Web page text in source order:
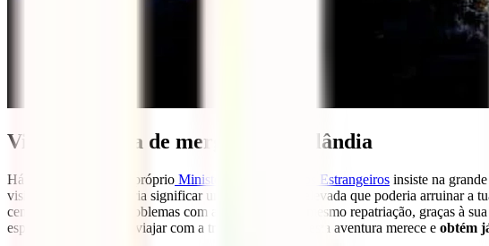
Viagem segura de mergulho à Tailândia
Há muitos anos que o próprio Ministério dos Negócios Estrangeiros insiste na
visita ao hospital poderia significar uma conta muito elevada que poderia arruinar a
centradas no roubo, problemas com a tua bagagem e mesmo repatriação, graças à
esperes mais, opta por viajar com a tranquilidade que esta aventura merece e obtém